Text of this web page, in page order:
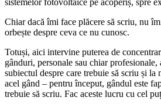
sistemelor fotovoltaice pe acoperiș, spre
Chiar dacă îmi face plăcere să scriu, nu
orbește despre ceva ce nu cunosc.
Totuși, aici intervine puterea de
gânduri, personale sau chiar profesionale,
subiectul despre care trebuie să scriu și
acel gând – pentru început, gândul este
trebuie să scriu. Fac aceste lucru cu cel